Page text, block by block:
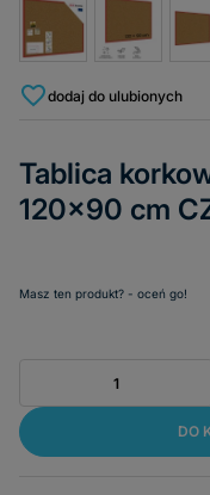
dodaj do ulubionych
Tablica
120x90 cm
Masz ten produkt? - oceń go!
DO